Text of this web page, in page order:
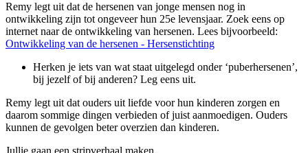
Remy legt uit dat de hersenen van jonge mensen nog in
ontwikkeling zijn tot ongeveer hun 25e levensjaar. Zoek eens op
internet naar de ontwikkeling van hersenen. Lees bijvoorbeeld:
Ontwikkeling van de hersenen - Hersenstichting
Herken je iets van wat staat uitgelegd onder ‘puberhersenen’,
bij jezelf of bij anderen? Leg eens uit.
Remy legt uit dat ouders uit liefde voor hun kinderen zorgen en
daarom sommige dingen verbieden of juist aanmoedigen. Ouders
kunnen de gevolgen beter overzien dan kinderen.